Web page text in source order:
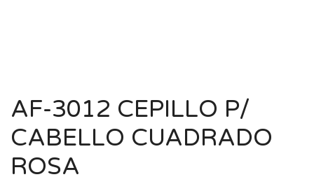
AF-3012 CEPILLO P/
CABELLO CUADRADO
ROSA